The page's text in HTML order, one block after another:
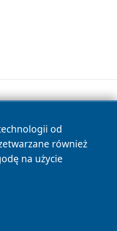
od
również
na użycie